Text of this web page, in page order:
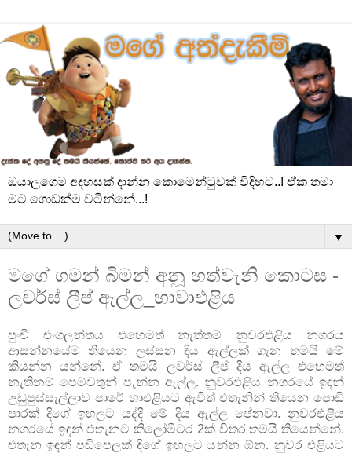
ඔයාලගෙම අදහසක් දාන්න කොමෙන්ටුවක් විදිහට..! ඒක තමා
මට ගොඩක්ම වටින්නේ...!
▼
මගේ ගමන් බිමන් අනූ හත්වැනි කොටස -
ලවර්ස් ලීප් ඇල්ල_හාවාඑළිය
පුංචි එංගලන්තය එහෙමත් නැත්තම් නුවරඑළිය නගරය
ආසන්නයේම තියෙන ලස්සන දිය ඇල්ලක් ගැන තමයි මේ
කියන්න යන්නේ. ඒ තමයි ලවර්ස් ලීප් දිය ඇල්ල එහෙමත්
නැතිනම් පෙම්වතුන් පැන්න ඇල්ල. නුවරඑළිය නගරයේ ඉඳන්
උඩුපුස්සැල්ලාව පාරේ හාඑළියට ඇවිත් එතැනින් තියෙන පොඩි
පාරක් දිගේ ඉහලට යද්දී මේ දිය ඇල්ල පේනවා. නුවරඑළිය
නගරයේ ඉඳන් එතැනට කිලෝමීටර 2ක් විතර තමයි තියෙන්නේ.
එතැන ඉඳන් පඩිපෙලක් දිගේ ඉහලට යන්න ඕන. නුවර එළියට